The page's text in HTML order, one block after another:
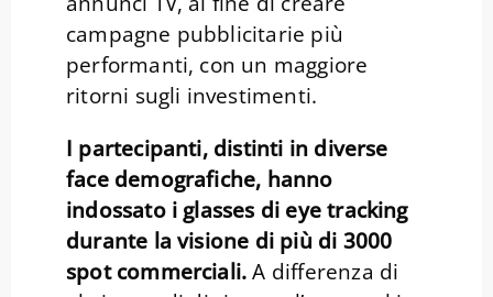
campagne pubblicitarie più
performanti, con un maggiore
ritorni sugli investimenti.
I partecipanti, distinti in diverse
face demografiche, hanno
indossato i glasses di eye tracking
durante la visione di più di 3000
spot commerciali.A differenza di